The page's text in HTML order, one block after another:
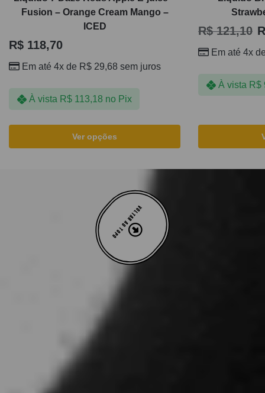
Fusion – Orange Cream Mango –
ICED
R$ 118,70
Em até 4x de R$ 29,68 sem juros
À vista R$113,18 no Pix
Ver opções
R$121,10
Em até 4x
À vista R$
VOLTAR AO TOPO